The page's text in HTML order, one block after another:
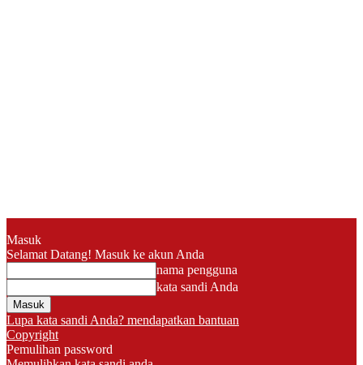
Masuk
Selamat Datang! Masuk ke akun Anda
nama pengguna
kata sandi Anda
Lupa kata sandi Anda? mendapatkan bantuan
Copyright
Pemulihan password